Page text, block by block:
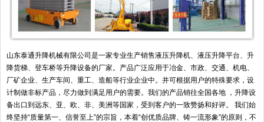
山东泰通升降机械有限公司是一家专业生产销售液压升降机、液压升降平台、升
降货梯、登车桥等升降设备的厂家。产品广泛应用于冶金、市政、交通、机电、
厂矿企业、生产车间、重工、造船等行业企业中。并可根据用户的特殊要求，设
计制做非标产品，尽力做到满足用户的需要。我们的产品销往全国各地 ，升降设
备出口到远东、亚、欧、非、美洲等国家，受到客户的一致赞扬和好评。 我们始
终坚持“质量第一、信誉至上”的宗旨，本着“创优质品牌、铸一流形象”的原则，不